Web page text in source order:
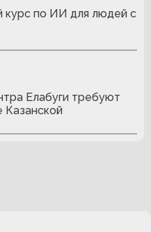
курс по ИИ для людей с
Елабуги требуют
Казанской